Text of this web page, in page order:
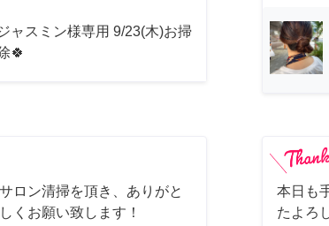
ャスミン様専用 9/23(木)お掃
🍀
ロン清掃を頂き、ありがと
くお願い致します！
本日も
たよろ